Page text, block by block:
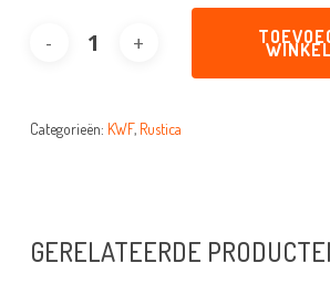
Categorieën: KWF, Rustica
GERELATEERDE